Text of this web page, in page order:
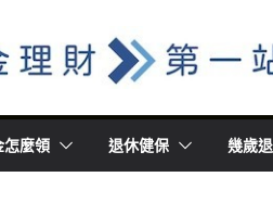
怎麼領 退休健保 幾歲